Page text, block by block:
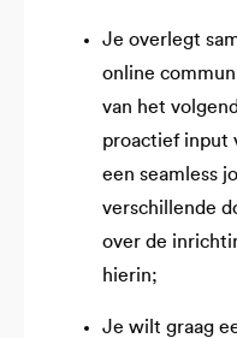
Je overlegt
online
van het
proactief input
een seamless
verschillende
over de
hierin;
Je wilt graag